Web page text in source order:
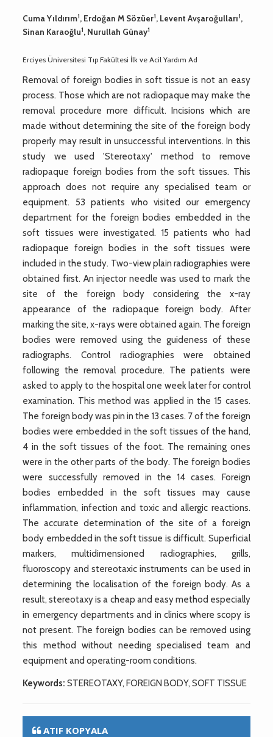
Cuma Yıldırım1, Erdoğan M Sözüer1, Levent Avşaroğulları1,
Sinan Karaoğlu1, Nurullah Günay1
Erciyes Üniversitesi Tıp Fakültesi İlk ve Acil Yardım Ad
Removal of foreign bodies in soft tissue is not an easy
process. Those which are not radiopaque may make the
removal procedure more difficult. Incisions which are
made without determining the site of the foreign body
properly may result in unsuccessful interventions. In this
study we used 'Stereotaxy' method to remove
radiopaque foreign bodies from the soft tissues. This
approach does not require any specialised team or
equipment. 53 patients who visited our emergency
department for the foreign bodies embedded in the
soft tissues were investigated. 15 patients who had
radiopaque foreign bodies in the soft tissues were
included in the study. Two-view plain radiographies were
obtained first. An injector needle was used to mark the
site of the foreign body considering the x-ray
appearance of the radiopaque foreign body. After
marking the site, x-rays were obtained again. The foreign
bodies were removed using the guideness of these
radiographs. Control radiographies were obtained
following the removal procedure. The patients were
asked to apply to the hospital one week later for control
examination. This method was applied in the 15 cases.
The foreign body was pin in the 13 cases. 7 of the foreign
bodies were embedded in the soft tissues of the hand,
4 in the soft tissues of the foot. The remaining ones
were in the other parts of the body. The foreign bodies
were successfully removed in the 14 cases. Foreign
bodies embedded in the soft tissues may cause
inflammation, infection and toxic and allergic reactions.
The accurate determination of the site of a foreign
body embedded in the soft tissue is difficult. Superficial
markers, multidimensioned radiographies, grills,
fluoroscopy and stereotaxic instruments can be used in
determining the localisation of the foreign body. As a
result, stereotaxy is a cheap and easy method especially
in emergency departments and in clinics where scopy is
not present. The foreign bodies can be removed using
this method without needing specialised team and
equipment and operating-room conditions.
Keywords: STEREOTAXY, FOREIGN BODY, SOFT TISSUE
ATIF KOPYALA